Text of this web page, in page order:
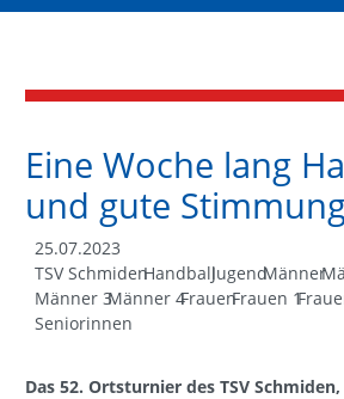
Eine Woche lang
und gute
25.07.2023
TSV SchmidenHandballJugendMänner
Männer 3Männer 4FrauenFrauen 1
Seniorinnen
Das 52. Ortsturnier des TSV